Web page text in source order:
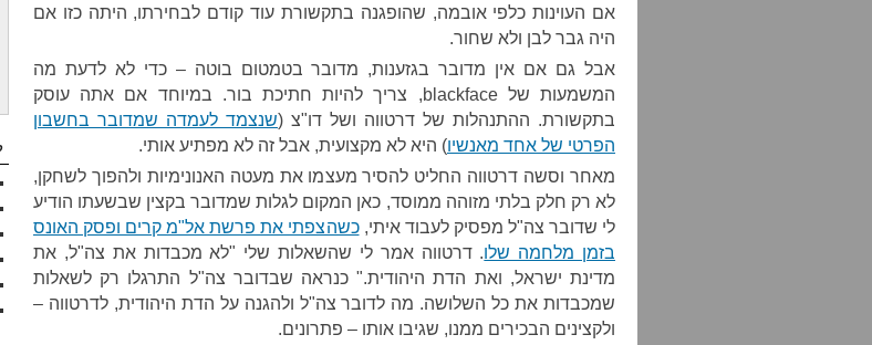
אם העוינות כלפי אובמה, שהופגנה בתקשורת עוד קודם לבחירתו, היתה כזו אם
היה גבר לבן ולא שחור.
אבל גם אם אין מדובר בגזענות, מדובר בטמטום בוטה – כדי לא לדעת מה
המשמעות של blackface, צריך להיות חתיכת בור. במיוחד אם אתה עוסק
בתקשורת. ההתנהלות של דרטווה ושל דו"צ (שנצמד לעמדה שמדובר בחשבון
הפרטי של אחד מאנשיו) היא לא מקצועית, אבל זה לא מפתיע אותי.
מאחר וסשה דרטווה החליט להסיר מעצמו את מעטה האנונימיות ולהפוך לשחקן,
לא רק חלק בלתי מזוהה ממוסד, כאן המקום לגלות שמדובר בקצין שבשעתו הודיע
לי שדובר צה"ל מפסיק לעבוד איתי,כשהצפתי את פרשת אל"מ קרים ופסק האונס
בזמן מלחמה שלו. דרטווה אמר לי שהשאלות שלי "לא מכבדות את צה"ל, את
מדינת ישראל, ואת הדת היהודית." כנראה שבדובר צה"ל התרגלו רק לשאלות
שמכבדות את כל השלושה. מה לדובר צה"ל ולהגנה על הדת היהודית, לדרטווה –
ולקצינים הבכירים ממנו, שגיבו אותו – פתרונים.